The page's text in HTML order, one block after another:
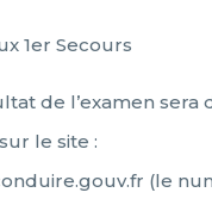
1er Secours
de l’examen sera
le site :
(le